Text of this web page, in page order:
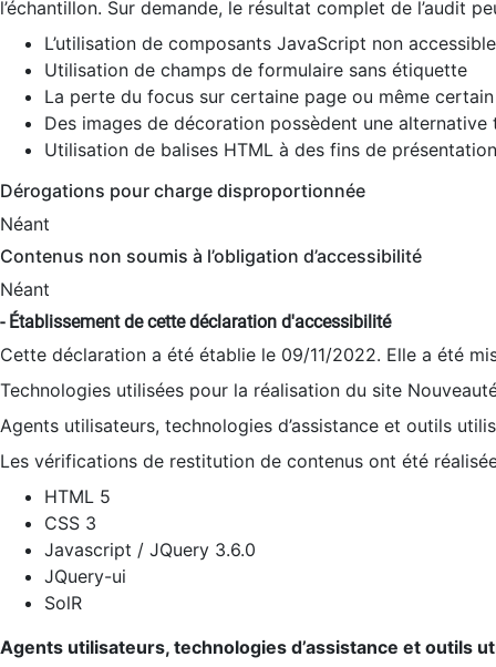
l’échantillon. Sur demande, le résultat complet de l’audit
L’utilisation de composants JavaScript non
Utilisation de champs de formulaire sans étiquette
La perte du focus sur certaine page ou même
Des images de décoration possèdent une alternative
Utilisation de balises HTML à des fins de
Dérogations pour charge disproportionnée
Néant
Contenus non soumis à l’obligation d’accessibilité
Néant
- Établissement de cette déclaration d'accessibilité
Cette déclaration a été établie le 09/11/2022. Elle a été
Technologies utilisées pour la réalisation du site
Agents utilisateurs, technologies d’assistance et outils
Les vérifications de restitution de contenus ont été
HTML 5
CSS 3
Javascript / JQuery 3.6.0
JQuery-ui
SolR
Agents utilisateurs, technologies d’assistance et outils